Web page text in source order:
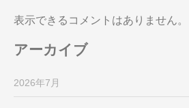
表示できるコメントはありません。
アーカイブ
2026年7月